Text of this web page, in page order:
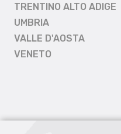
TRENTINO ALTO ADIGE
UMBRIA
VALLE D'AOSTA
VENETO